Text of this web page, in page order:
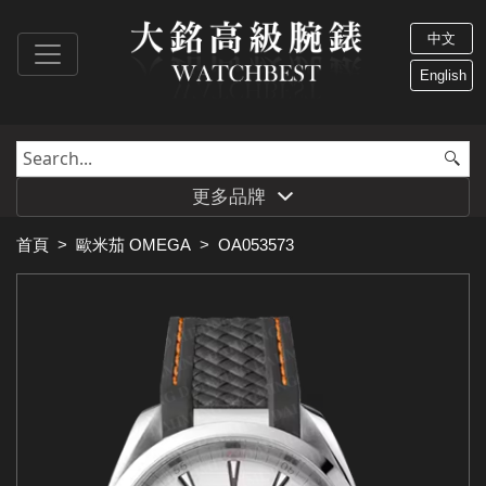
中文
English
更多品牌
首頁 > 歐米茄 OMEGA > OA053573